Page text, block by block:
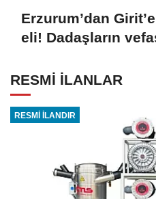
Erzurum’dan
eli! Dadaşların
RESMİ İLANLAR
RESMİ İLANDIR